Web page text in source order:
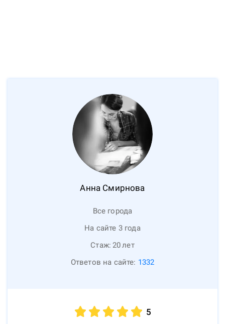
Анна Смирнова
Все города
На сайте 3 года
Стаж: 20лет
Ответов на сайте: 1332
5